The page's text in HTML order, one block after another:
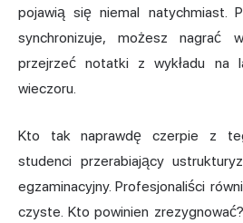
pojawią się niemal natychmiast.
synchronizuje, możesz nagrać
przejrzeć notatki z wykładu na
wieczoru.
Kto tak naprawdę czerpie z
studenci przerabiający
egzaminacyjny. Profesjonaliści
czyste. Kto powinien